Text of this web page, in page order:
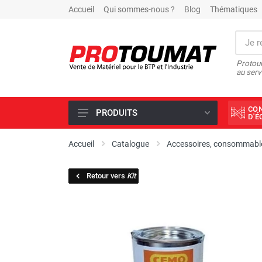
Accueil Qui sommes-nous ? Blog Thématiques
au
PROMOTIONS D'USINE
SCIAGE ET FORAGE
MATÉRIEL DE COMPACTAGE
PRODUITS
Accueil Catalogue Accessoires,
Retour vers Kit